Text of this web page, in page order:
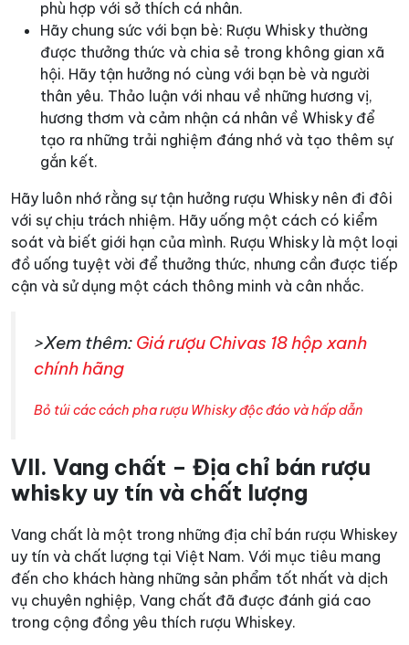
phù hợp với sở thích cá nhân.
Hãy chung sức với bạn bè: Rượu Whisky thường
được thưởng thức và chia sẻ trong không gian xã
hội. Hãy tận hưởng nó cùng với bạn bè và người
thân yêu. Thảo luận với nhau về những hương vị,
hương thơm và cảm nhận cá nhân về Whisky để
tạo ra những trải nghiệm đáng nhớ và tạo thêm sự
gắn kết.
Hãy luôn nhớ rằng sự tận hưởng rượu Whisky nên đi đôi
với sự chịu trách nhiệm. Hãy uống một cách có kiểm
soát và biết giới hạn của mình. Rượu Whisky là một loại
đồ uống tuyệt vời để thưởng thức, nhưng cần được tiếp
cận và sử dụng một cách thông minh và cân nhắc.
>Xem thêm: Giá rượu Chivas 18 hộp xanh
chính hãng
Bỏ túi các cách pha rượu Whisky độc đáo và hấp dẫn
VII. Vang chất – Địa chỉ bán rượu
whisky uy tín và chất lượng
Vang chất là một trong những địa chỉ bán rượu Whiskey
uy tín và chất lượng tại Việt Nam. Với mục tiêu mang
đến cho khách hàng những sản phẩm tốt nhất và dịch
vụ chuyên nghiệp, Vang chất đã được đánh giá cao
trong cộng đồng yêu thích rượu Whiskey.